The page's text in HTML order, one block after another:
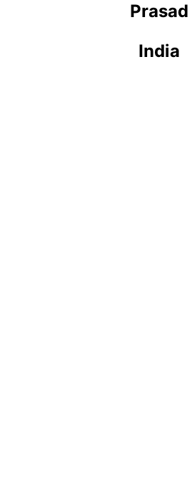
Prasad
India